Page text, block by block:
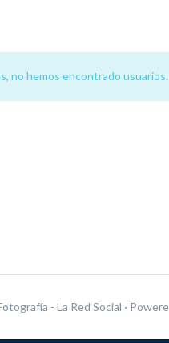
no hemos encontrado usuarios.
- La Red Social ·